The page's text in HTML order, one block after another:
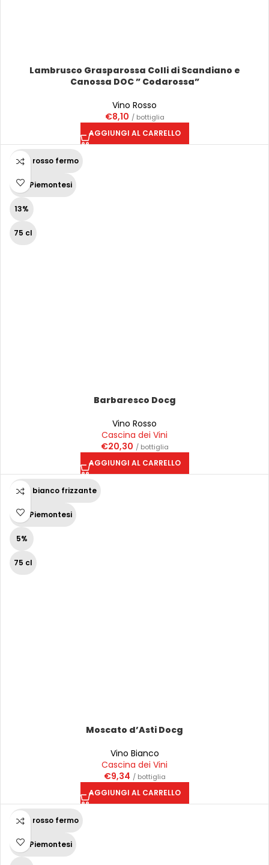
Lambrusco Grasparossa Colli di Scandiano e
Canossa DOC ” Codarossa”
Vino Rosso
€8,10 / bottiglia
AGGIUNGI AL CARRELLO
Vino rosso fermo
Vini Piemontesi
13%
75 cl
Barbaresco Docg
Vino Rosso
Cascina dei Vini
€20,30 / bottiglia
AGGIUNGI AL CARRELLO
Vino bianco frizzante
Vini Piemontesi
5%
75 cl
Moscato d’Asti Docg
Vino Bianco
Cascina dei Vini
€9,34 / bottiglia
AGGIUNGI AL CARRELLO
Vino rosso fermo
Vini Piemontesi